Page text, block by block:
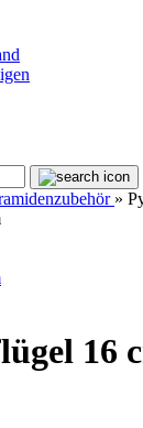
»
16